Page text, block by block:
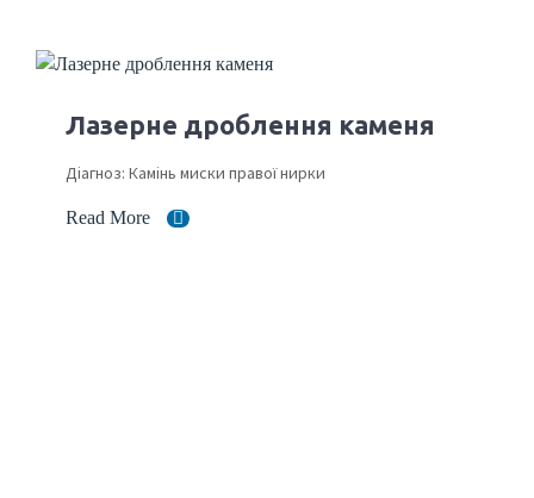
Лазерне дроблення каменя
Діагноз: Камінь миски правої нирки
Read More